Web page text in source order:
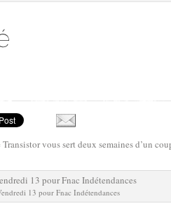
vous sert deux semaines d’un
13 pour Fnac Indétendances